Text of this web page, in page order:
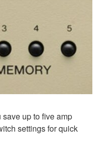
up to five amp
settings for quick